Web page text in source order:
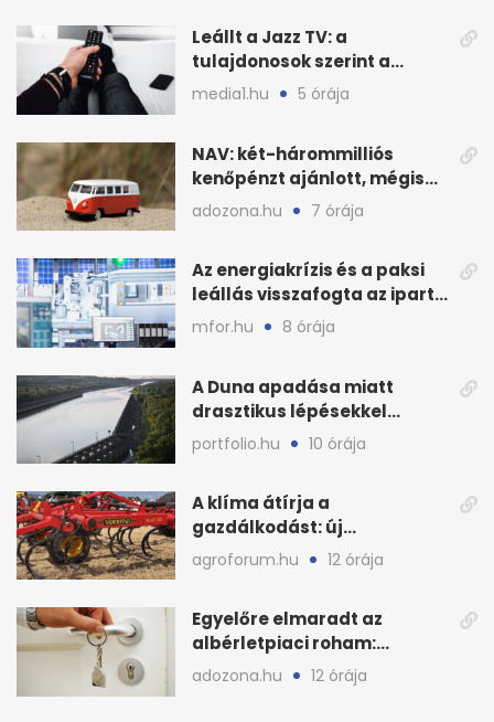
Leállt a Jazz TV: a
tulajdonosok szerint a
finanszírozás vitte padlóra
media1.hu 5 órája
NAV: két-hárommilliós
kenőpénzt ajánlott, mégis
lefoglalták a hamis árut
adozona.hu 7 órája
Az energiakrízis és a paksi
leállás visszafogta az ipart,
nyáron kisebb a kár
mfor.hu 8 órája
A Duna apadása miatt
drasztikus lépésekkel
védenék a cernavodăi
atomerőművet
portfolio.hu 10 órája
A klíma átírja a
gazdálkodást: új
megoldásokat keres a
mezőgazdaság
agroforum.hu 12 órája
Egyelőre elmaradt az
albérletpiaci roham:
ennyibe kerülnek a kiadó
adozona.hu 12 órája